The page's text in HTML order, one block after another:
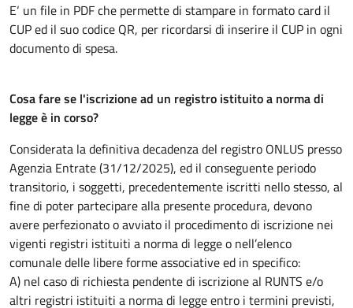
E‘ un file in PDF che permette di stampare in formato card il
CUP ed il suo codice QR, per ricordarsi di inserire il CUP in ogni
documento di spesa.
Cosa fare se l'iscrizione ad un registro istituito a norma di
legge è in corso?
Considerata la definitiva decadenza del registro ONLUS presso
Agenzia Entrate (31/12/2025), ed il conseguente periodo
transitorio, i soggetti, precedentemente iscritti nello stesso, al
fine di poter partecipare alla presente procedura, devono
avere perfezionato o avviato il procedimento di iscrizione nei
vigenti registri istituiti a norma di legge o nell’elenco
comunale delle libere forme associative ed in specifico:
A) nel caso di richiesta pendente di iscrizione al RUNTS e/o
altri registri istituiti a norma di legge entro i termini previsti,